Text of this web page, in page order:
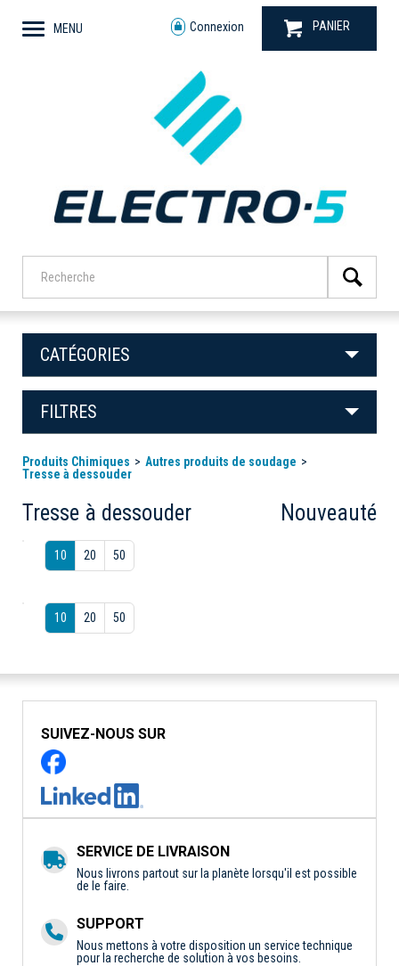
MENU Connexion PANIER
CATÉGORIES
FILTRES
Produits Chimiques
Autres produits de soudage
Tresse à dessouder
Tresse à dessouder Nouveauté
10 20 50
10 20 50
SUIVEZ-NOUS SUR
SERVICE DE LIVRAISON
Nous livrons partout sur la planète lorsqu'il est possible
de le faire.
SUPPORT
Nous mettons à votre disposition un service technique
pour la recherche de solution à vos besoins.